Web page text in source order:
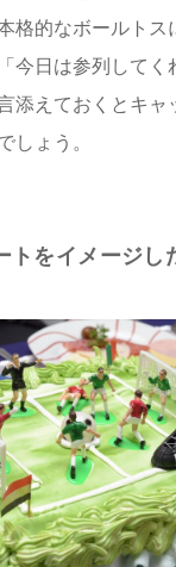
格的なボールトス
今日は参列してく
添えておくとキャ
しょう。
トをイメージし